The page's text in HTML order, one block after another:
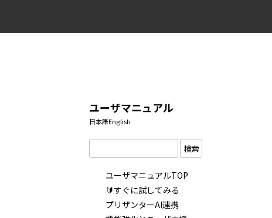
ユーザマニュアル
日本語English
検索
ユーザマニュアルTOP
🔰すぐに試してみる
プリザンターAI連携